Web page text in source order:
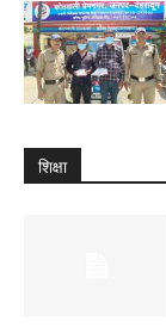
शिक्षा